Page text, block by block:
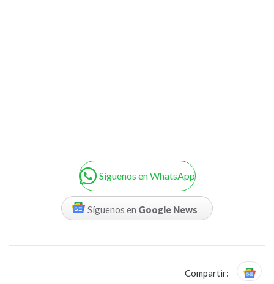
Siguenos en WhatsApp
Síguenos en Google News
Compartir: